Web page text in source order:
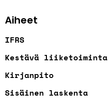
Aiheet
IFRS
Kestävä liiketoiminta
Kirjanpito
Sisäinen laskenta